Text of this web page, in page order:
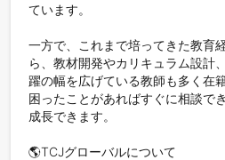
ています。
一方で、これまで培ってきた教育
ら、教材開発やカリキュラム設計
躍の幅を広げている教師も多く在
困ったことがあればすぐに相談で
成長できます。
🌎TCJグローバルについて